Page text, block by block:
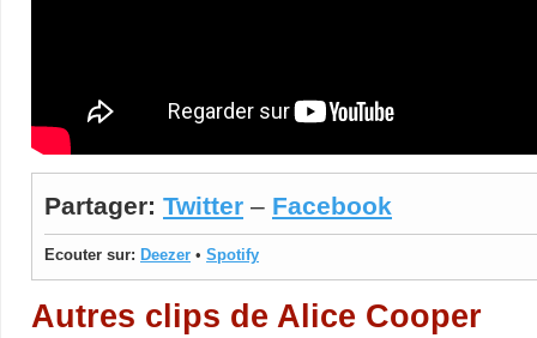
Partager: Twitter – Facebook
Ecouter sur: Deezer • Spotify
Autres clips de Alice Cooper